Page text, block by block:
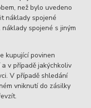
než bylo uvedeno
náklady spojené
spojené s jiným
kupující povinen
v případě jakýchkoliv
V případě shledání
vniknutí do zásilky